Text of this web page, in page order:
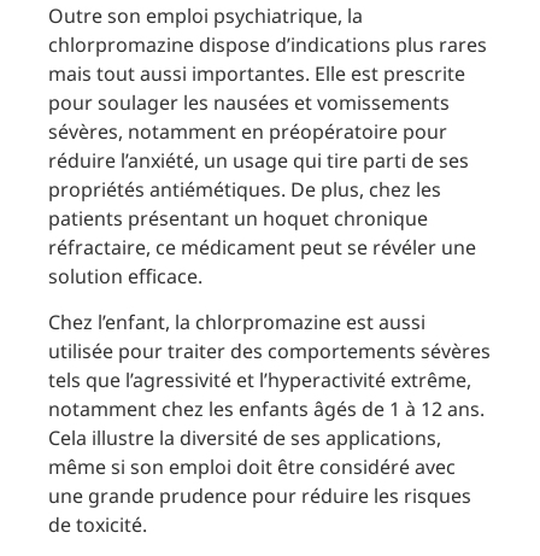
Outre son emploi psychiatrique, la
chlorpromazine dispose d’indications plus rares
mais tout aussi importantes. Elle est prescrite
pour soulager les nausées et vomissements
sévères, notamment en préopératoire pour
réduire l’anxiété, un usage qui tire parti de ses
propriétés antiémétiques. De plus, chez les
patients présentant un hoquet chronique
réfractaire, ce médicament peut se révéler une
solution efficace.
Chez l’enfant, la chlorpromazine est aussi
utilisée pour traiter des comportements sévères
tels que l’agressivité et l’hyperactivité extrême,
notamment chez les enfants âgés de 1 à 12 ans.
Cela illustre la diversité de ses applications,
même si son emploi doit être considéré avec
une grande prudence pour réduire les risques
de toxicité.